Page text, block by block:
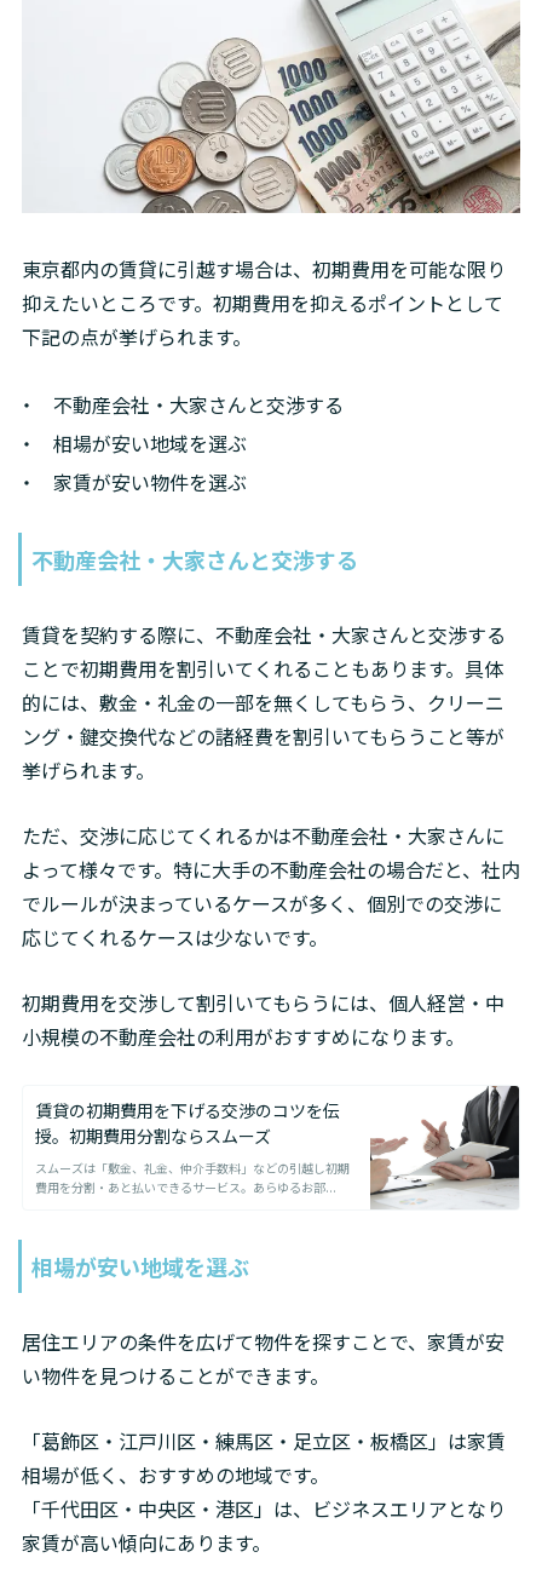
東京都内の賃貸に引越す場合は、初期費用を可能な限り
抑えたいところです。初期費用を抑えるポイントとして
下記の点が挙げられます。
不動産会社・大家さんと交渉する
相場が安い地域を選ぶ
家賃が安い物件を選ぶ
不動産会社・大家さんと交渉する
賃貸を契約する際に、不動産会社・大家さんと交渉する
ことで初期費用を割引いてくれることもあります。具体
的には、敷金・礼金の一部を無くしてもらう、クリーニ
ング・鍵交換代などの諸経費を割引いてもらうこと等が
挙げられます。
ただ、交渉に応じてくれるかは不動産会社・大家さんに
よって様々です。特に大手の不動産会社の場合だと、社内
でルールが決まっているケースが多く、個別での交渉に
応じてくれるケースは少ないです。
初期費用を交渉して割引いてもらうには、個人経営・中
小規模の不動産会社の利用がおすすめになります。
賃貸の初期費用を下げる交渉のコツを伝
授。初期費用分割ならスムーズ
スムーズは「敷金、礼金、仲介手数料」などの引越し初期
費用を分割・あと払いできるサービス。あらゆるお部...
相場が安い地域を選ぶ
居住エリアの条件を広げて物件を探すことで、家賃が安
い物件を見つけることができます。
「葛飾区・江戸川区・練馬区・足立区・板橋区」は家賃
相場が低く、おすすめの地域です。
「千代田区・中央区・港区」は、ビジネスエリアとなり
家賃が高い傾向にあります。